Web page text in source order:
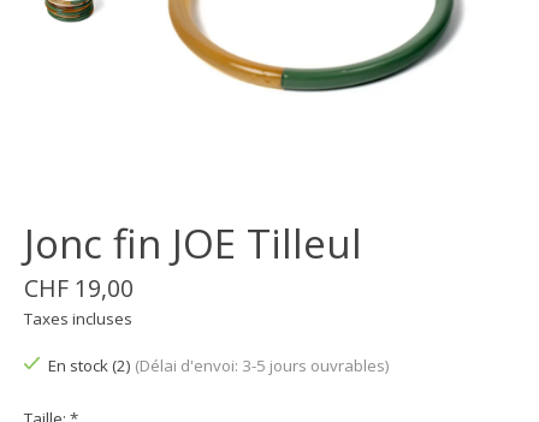
Jonc fin JOE Tilleul
CHF 19,00
Taxes incluses
En stock (2) (Délai d'envoi: 3-5 jours ouvrables)